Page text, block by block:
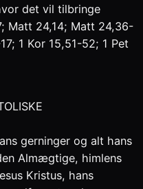
det vil tilbringe
Matt 24,14; Matt 24,36-
1 Kor 15,51-52; 1 Pet
gerninger og alt hans
Almægtige, himlens
Kristus, hans